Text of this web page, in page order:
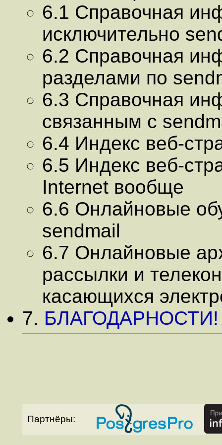
6.1 Cправочная
исключительно
6.2 Cправочная
разделами по
6.3 Cправочная
связанным с
6.4 Индекс веб-
6.5 Индекс веб-
Internet вообще
6.6 Онлайновые
sendmail
6.7 Онлайновые
рассылки и
касающихся
7. БЛАГОДАРНОСТИ!
Партнёры: